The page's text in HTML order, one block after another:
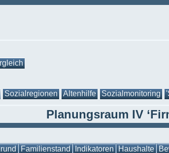
Sozialregionen Altenhilfe Sozialmonitoring
Planungsraum IV
Familienstand Indikatoren Haushalte